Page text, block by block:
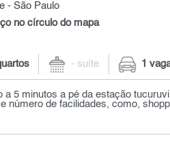
- São Paulo
no círculo do mapa
- suíte 1
a 5 minutos a pé da estação
número de facilidades, como,